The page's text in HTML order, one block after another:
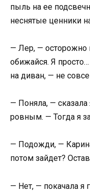
пыль на ее
неснятые ценники
— Лер, — осторожно
обижайся. Я
на диван, — не
— Поняла, — сказала
ровным. — Тогда я
— Подожди, —
потом зайдет?
— Нет, — покачала я